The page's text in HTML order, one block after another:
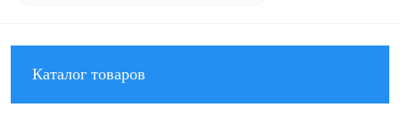
Каталог товаров